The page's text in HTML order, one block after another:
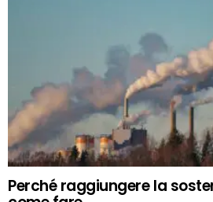
Perché raggiungere la